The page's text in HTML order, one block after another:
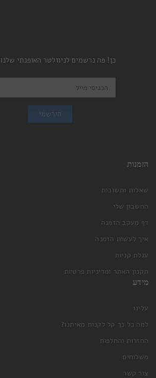
הירשמי
כן! פה נרשמים לניוזלטר האופנתי שלנו
הזמנות
שאלות ותשובות
החשבון שלי
דף מעקב הזמנה
איך לעשות הזמנה
עגלת קניות
תקנון האתר ומדיניות פרטיות
מידע
עלינו
למה כל כך קל לקנות מאיתנו?
החזרות והחלפות
משלוחים
צור קשר